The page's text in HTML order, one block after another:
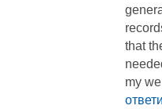
that
my